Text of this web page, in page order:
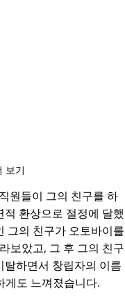
보기
원들이 그의 친구를 하
환상으로 절정에 달했
그의 친구가 오토바이를
보았고, 그 후 그의 친구
하면서 창립자의 이름
게도 느껴졌습니다.